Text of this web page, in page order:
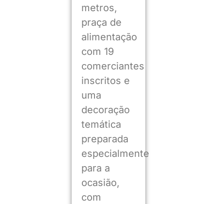
metros,
praça de
alimentação
com 19
comerciantes
inscritos e
uma
decoração
temática
preparada
especialmente
para a
ocasião,
com